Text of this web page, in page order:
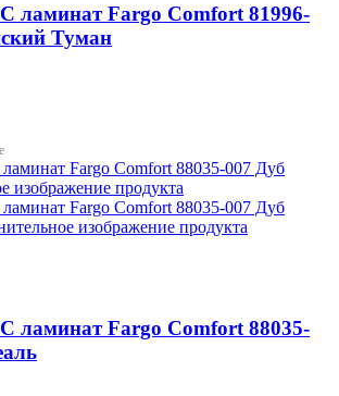
ламинат Fargo Comfort 81996-
Туман
ламинат Fargo Comfort 88035-